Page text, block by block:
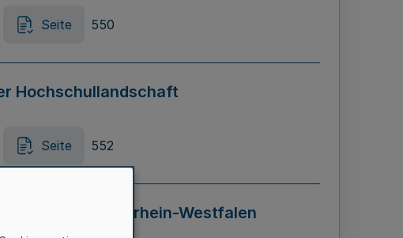
Seite 550
Hochschullandschaft
Seite 552
in Nordrhein-Westfalen
LADG NRW)